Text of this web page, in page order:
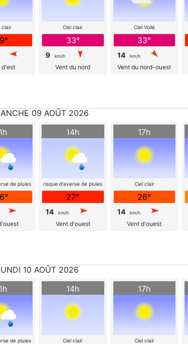
clair
d'est
Ciel clair
33°
9 km/h
Vent du nord
Ciel Voilé
33°
14 km/h
Vent du nord-ouest
09 AOÛT 2026
de pluies
14h
risque d'averse de pluies
27°
14 km/h
Vent d'ouest
17h
Ciel clair
26°
14 km/h
Vent d'ouest
10 AOÛT 2026
de pluies
14h
Ciel clair
17h
Ciel clair